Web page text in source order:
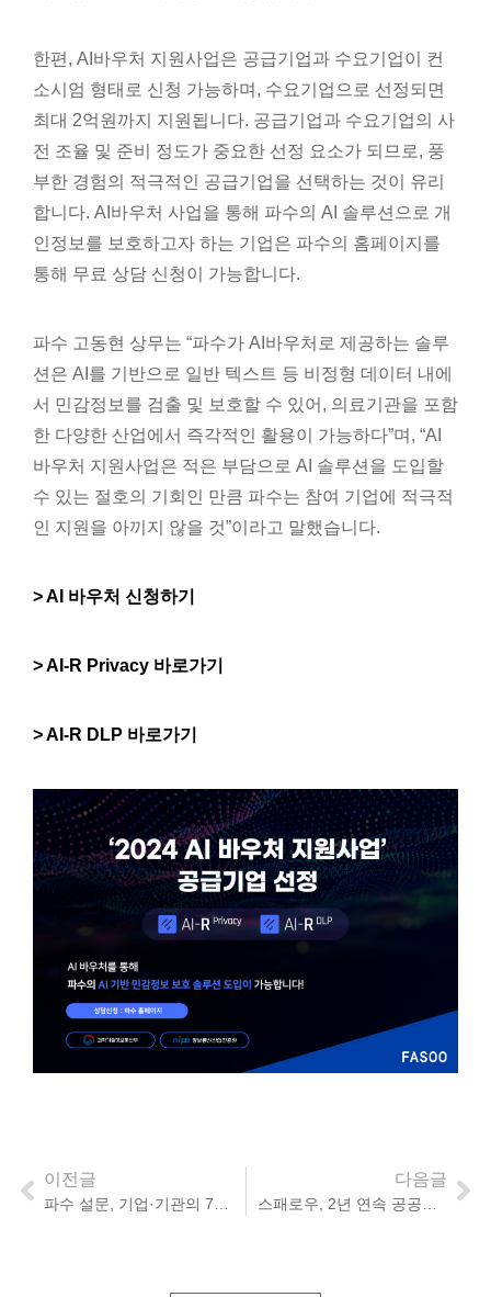
한편, AI바우처 지원사업은 공급기업과 수요기업이 컨
소시엄 형태로 신청 가능하며, 수요기업으로 선정되면
최대 2억원까지 지원됩니다. 공급기업과 수요기업의 사
전 조율 및 준비 정도가 중요한 선정 요소가 되므로, 풍
부한 경험의 적극적인 공급기업을 선택하는 것이 유리
합니다. AI바우처 사업을 통해 파수의 AI 솔루션으로 개
인정보를 보호하고자 하는 기업은 파수의 홈페이지를
통해 무료 상담 신청이 가능합니다.
파수 고동현 상무는 “파수가 AI바우처로 제공하는 솔루
션은 AI를 기반으로 일반 텍스트 등 비정형 데이터 내에
서 민감정보를 검출 및 보호할 수 있어, 의료기관을 포함
한 다양한 산업에서 즉각적인 활용이 가능하다”며, “AI
바우처 지원사업은 적은 부담으로 AI 솔루션을 도입할
수 있는 절호의 기회인 만큼 파수는 참여 기업에 적극적
인 지원을 아끼지 않을 것”이라고 말했습니다.
> AI 바우처 신청하기
> AI-R Privacy 바로가기
> AI-R DLP 바로가기
이전글 다음글